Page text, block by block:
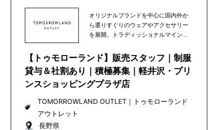
オリジナルブランドを中心に国内外か
ら選りすぐりのウェアやアクセサリー
を展開。トラディッショナルマインド
【トゥモローランド】販売スタッフ｜制服
貸与＆社割あり｜積極募集｜軽井沢・プリ
ンスショッピングプラザ店
TOMORROWLAND OUTLET｜
トゥモローランド
アウトレット
長野県